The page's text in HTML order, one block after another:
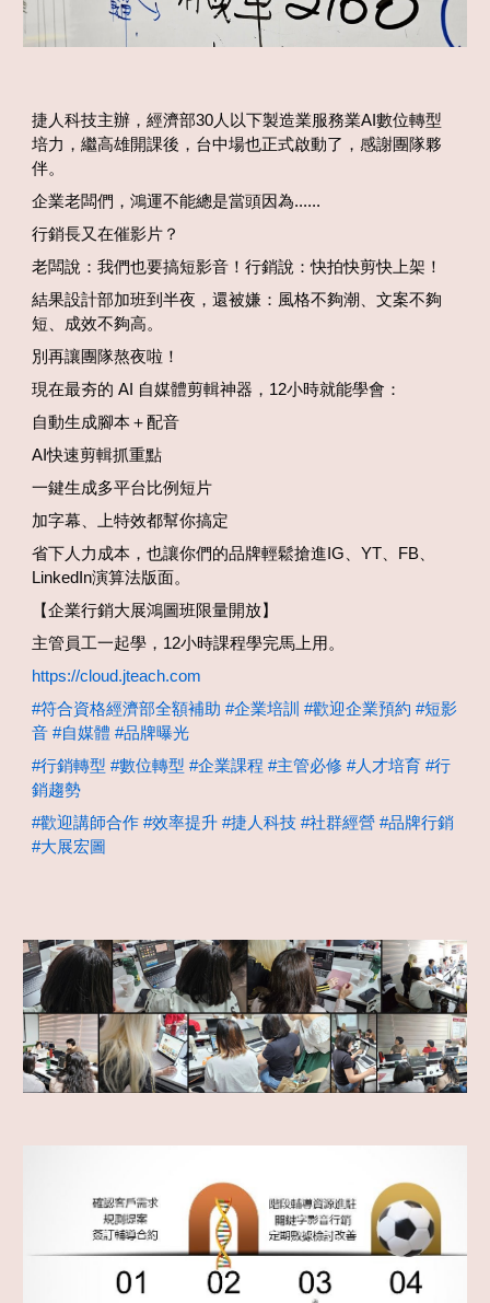
捷人科技主辦，經濟部30人以下製造業服務業AI數位轉型
培力，繼高雄開課後，台中場也正式啟動了，感謝團隊夥
伴。
企業老闆們，鴻運不能總是當頭因為......
行銷長又在催影片？
老闆說：我們也要搞短影音！行銷說：快拍快剪快上架！
結果設計部加班到半夜，還被嫌：風格不夠潮、文案不夠
短、成效不夠高。
別再讓團隊熬夜啦！
現在最夯的 AI 自媒體剪輯神器，12小時就能學會：
自動生成腳本＋配音
AI快速剪輯抓重點
一鍵生成多平台比例短片
加字幕、上特效都幫你搞定
省下人力成本，也讓你們的品牌輕鬆搶進IG、YT、FB、
LinkedIn演算法版面。
【企業行銷大展鴻圖班限量開放】
主管員工一起學，12小時課程學完馬上用。
https://cloud.jteach.com
#符合資格經濟部全額補助 #企業培訓 #歡迎企業預約 #短影
音 #自媒體 #品牌曝光
#行銷轉型 #數位轉型 #企業課程 #主管必修 #人才培育 #行
銷趨勢
#歡迎講師合作 #效率提升 #捷人科技 #社群經營 #品牌行銷
#大展宏圖